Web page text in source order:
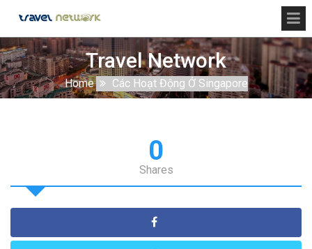
Travel Network
Home Các Hoạt Động Ở Singapore
0
Shares